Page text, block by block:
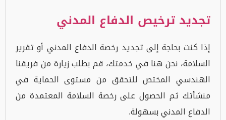
تجديد ترخيص الدفاع المدني
إذا كنت بحاجة إلى تجديد رخصة الدفاع المدني أو تقرير
السلامة، نحن هنا في خدمتك، قم بطلب زيارة من فريقنا
الهندسي المختص للتحقق من مستوى الحماية في
منشأتك ثم الحصول على رخصة السلامة المعتمدة من
الدفاع المدني بسهولة.